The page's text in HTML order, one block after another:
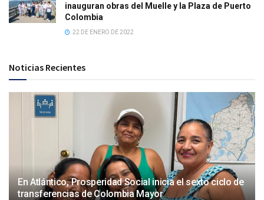
inauguran obras del Muelle y la Plaza de Puerto
Colombia
22 DE ENERO DE 2022
Noticias Recientes
En Atlántico, Prosperidad Social inicia el sexto ciclo de
transferencias de Colombia Mayor